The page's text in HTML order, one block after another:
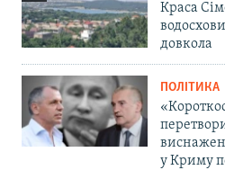
Краса
довкола
ПОЛІТИКА
у Криму